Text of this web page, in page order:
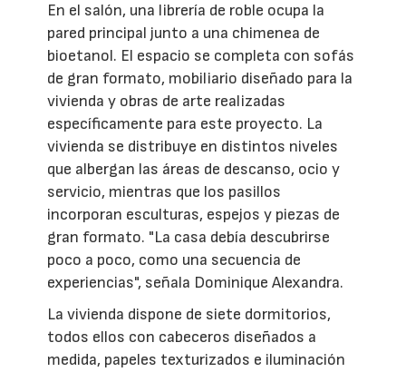
En el salón, una librería de roble ocupa la
pared principal junto a una chimenea de
bioetanol. El espacio se completa con sofás
de gran formato, mobiliario diseñado para la
vivienda y obras de arte realizadas
específicamente para este proyecto. La
vivienda se distribuye en distintos niveles
que albergan las áreas de descanso, ocio y
servicio, mientras que los pasillos
incorporan esculturas, espejos y piezas de
gran formato. "La casa debía descubrirse
poco a poco, como una secuencia de
experiencias", señala Dominique Alexandra.
La vivienda dispone de siete dormitorios,
todos ellos con cabeceros diseñados a
medida, papeles texturizados e iluminación